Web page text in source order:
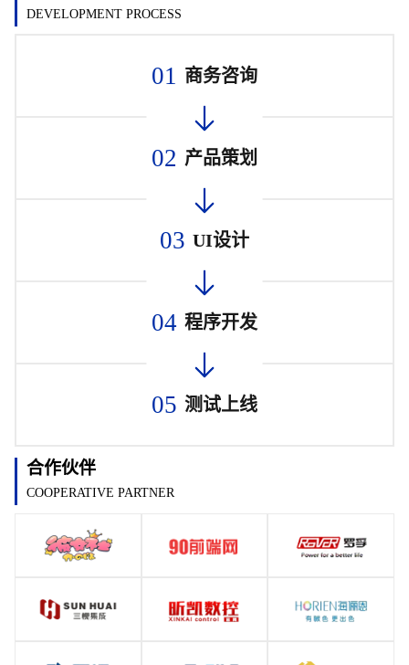
DEVELOPMENT PROCESS
01 商务咨询
02 产品策划
03 UI设计
04 程序开发
05 测试上线
合作伙伴
COOPERATIVE PARTNER